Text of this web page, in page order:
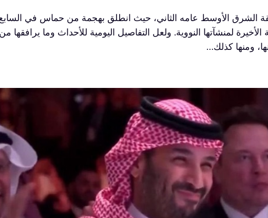
الشرق الأوسط عامه الثاني، حيث انطلق بهجمة من حماس في السابع
الأخيرة لمنشآتها النووية. ولعل التفاصيل اليومية للأحداث وما
ومنها كذلك…